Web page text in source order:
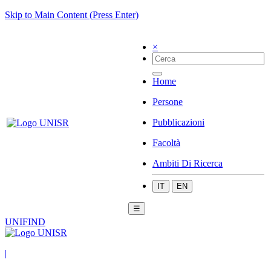
Skip to Main Content (Press Enter)
×
Home
Persone
Pubblicazioni
Facoltà
Ambiti Di Ricerca
IT EN
☰
UNIFIND
|